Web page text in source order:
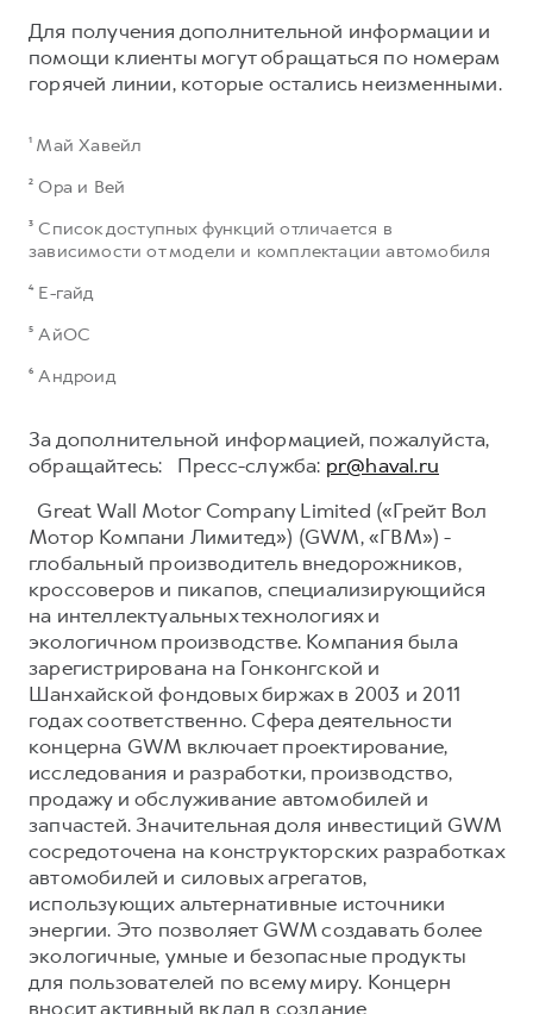
Для получения дополнительной информации и
помощи клиенты могут обращаться по номерам
горячей линии, которые остались неизменными.
¹ Май Хавейл
² Ора и Вей
³ Список доступных функций отличается в
зависимости от модели и комплектации автомобиля
⁴ Е-гайд
⁵ АйОС
⁶ Андроид
За дополнительной информацией, пожалуйста,
обращайтесь: Пресс-служба: pr@haval.ru
Great Wall Motor Company Limited («Грейт Вол
Мотор Компани Лимитед») (GWM, «ГВМ») -
глобальный производитель внедорожников,
кроссоверов и пикапов, специализирующийся
на интеллектуальных технологиях и
экологичном производстве. Компания была
зарегистрирована на Гонконгской и
Шанхайской фондовых биржах в 2003 и 2011
годах соответственно. Сфера деятельности
концерна GWM включает проектирование,
исследования и разработки, производство,
продажу и обслуживание автомобилей и
запчастей. Значительная доля инвестиций GWM
сосредоточена на конструкторских разработках
автомобилей и силовых агрегатов,
использующих альтернативные источники
энергии. Это позволяет GWM создавать более
экологичные, умные и безопасные продукты
для пользователей по всему миру. Концерн
вносит активный вклад в создание